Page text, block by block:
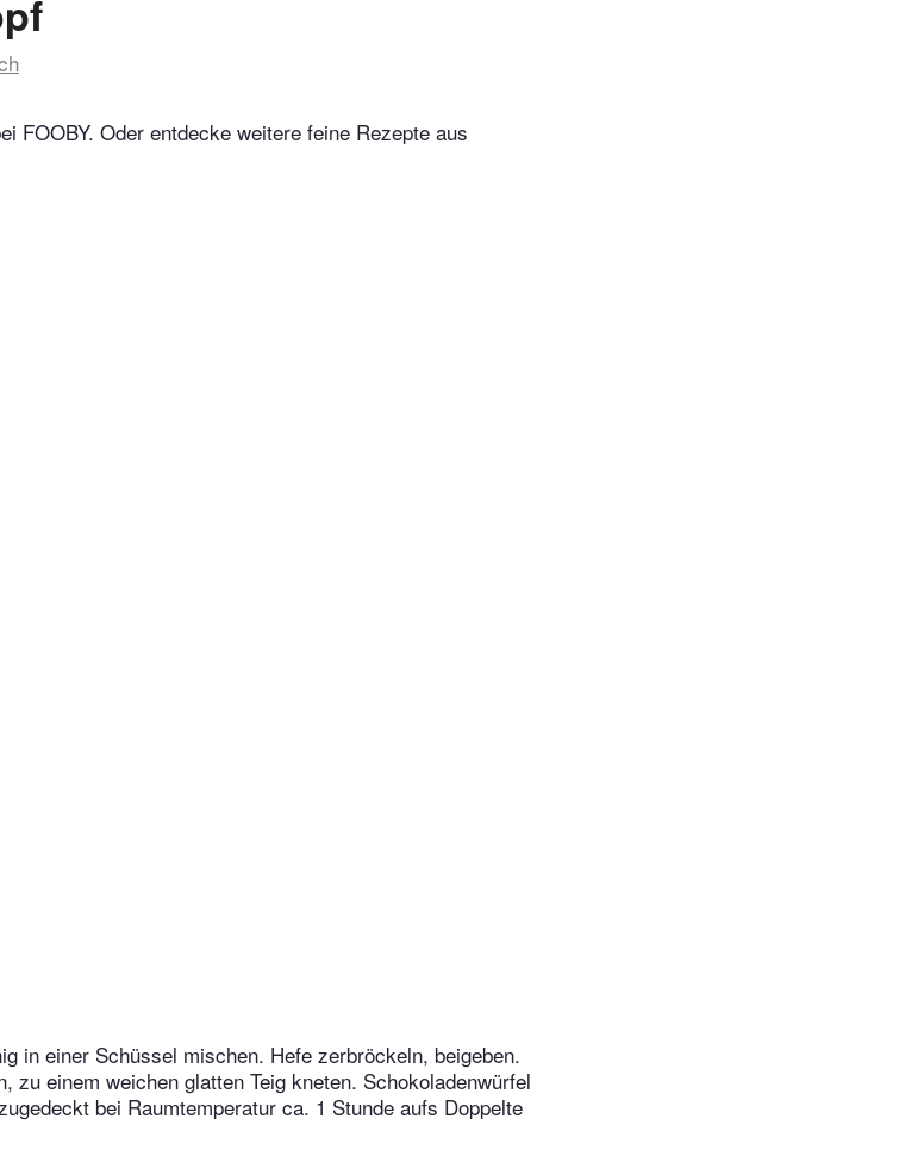
FOOBY. Oder entdecke weitere feine Rezepte aus
in einer Schüssel mischen. Hefe zerbröckeln, beigeben.
zu einem weichen glatten Teig kneten. Schokoladenwürfel
bei Raumtemperatur ca. 1 Stunde aufs Doppelte